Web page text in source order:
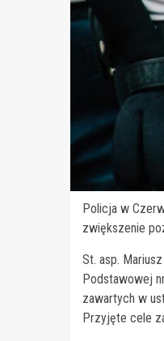
Policja w
zwiększenie
St. asp.
Podstawowej
zawartych w
Przyjęte cele